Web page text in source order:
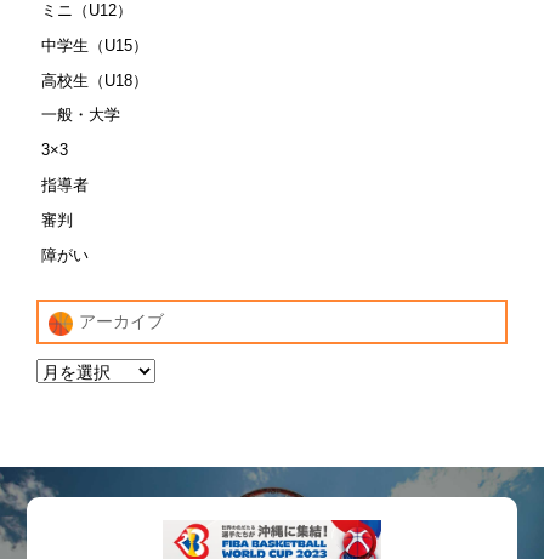
ミニ（U12）
中学生（U15）
高校生（U18）
一般・大学
3×3
指導者
審判
障がい
アーカイブ